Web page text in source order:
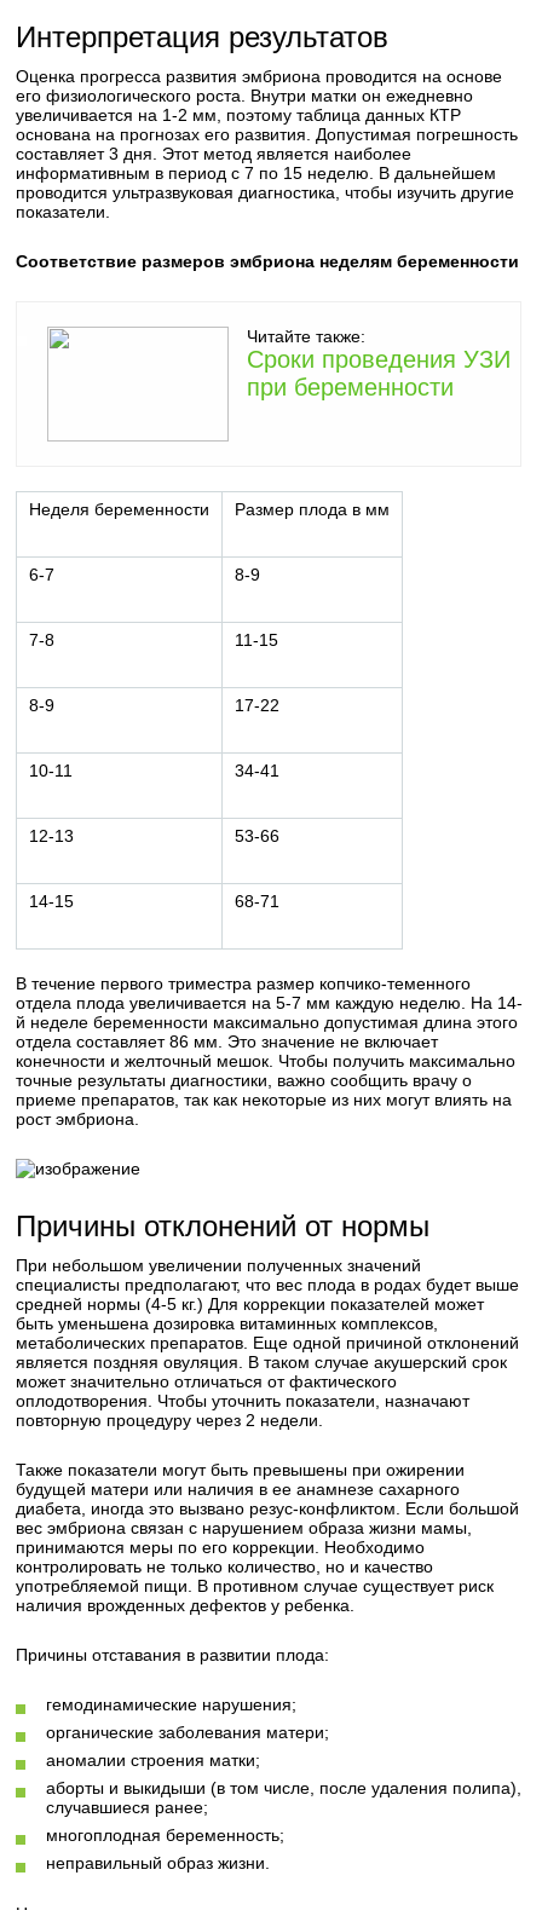
Интерпретация результатов
Оценка прогресса развития эмбриона проводится на основе
его физиологического роста. Внутри матки он ежедневно
увеличивается на 1-2 мм, поэтому таблица данных КТР
основана на прогнозах его развития. Допустимая погрешность
составляет 3 дня. Этот метод является наиболее
информативным в период с 7 по 15 неделю. В дальнейшем
проводится ультразвуковая диагностика, чтобы изучить другие
показатели.
Соответствие размеров эмбриона неделям беременности
Читайте также:
Сроки проведения УЗИ
при беременности
Неделя беременности Размер плода в мм
6-7 8-9
7-8 11-15
8-9 17-22
10-11 34-41
12-13 53-66
14-15 68-71
В течение первого триместра размер копчико-теменного
отдела плода увеличивается на 5-7 мм каждую неделю. На 14-
й неделе беременности максимально допустимая длина этого
отдела составляет 86 мм. Это значение не включает
конечности и желточный мешок. Чтобы получить максимально
точные результаты диагностики, важно сообщить врачу о
приеме препаратов, так как некоторые из них могут влиять на
рост эмбриона.
Причины отклонений от нормы
При небольшом увеличении полученных значений
специалисты предполагают, что вес плода в родах будет выше
средней нормы (4-5 кг.) Для коррекции показателей может
быть уменьшена дозировка витаминных комплексов,
метаболических препаратов. Еще одной причиной отклонений
является поздняя овуляция. В таком случае акушерский срок
может значительно отличаться от фактического
оплодотворения. Чтобы уточнить показатели, назначают
повторную процедуру через 2 недели.
Также показатели могут быть превышены при ожирении
будущей матери или наличия в ее анамнезе сахарного
диабета, иногда это вызвано резус-конфликтом. Если большой
вес эмбриона связан с нарушением образа жизни мамы,
принимаются меры по его коррекции. Необходимо
контролировать не только количество, но и качество
употребляемой пищи. В противном случае существует риск
наличия врожденных дефектов у ребенка.
Причины отставания в развитии плода:
гемодинамические нарушения;
органические заболевания матери;
аномалии строения матки;
аборты и выкидыши (в том числе, после удаления полипа),
случавшиеся ранее;
многоплодная беременность;
неправильный образ жизни.